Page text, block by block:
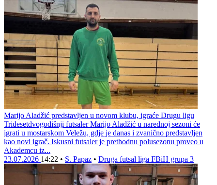
Marijo Aladžić predstavljen u novom klubu, igraće Drugu ligu
Tridesetdvogodišnji futsaler Marijo Aladžić u narednoj sezoni će
igrati u mostarskom Veležu, gdje je danas i zvanično predstavljen
kao novi igrač. Iskusni futsaler je prethodnu polusezonu proveo u
Akademcu iz...
23.07.2026 14:22 • S. Papaz • Druga futsal liga FBiH grupa 3